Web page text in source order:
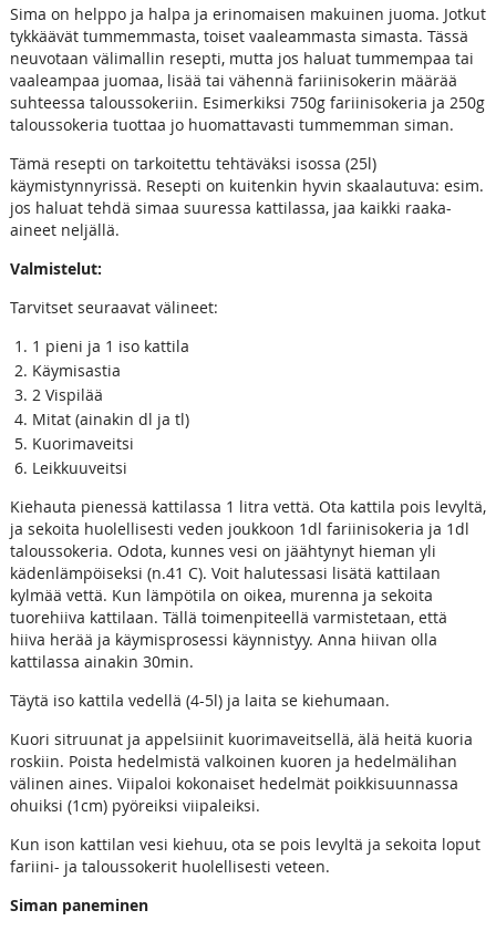
Sima on helppo ja halpa ja erinomaisen makuinen juoma. Jotkut
tykkäävät tummemmasta, toiset vaaleammasta simasta. Tässä
neuvotaan välimallin resepti, mutta jos haluat tummempaa tai
vaaleampaa juomaa, lisää tai vähennä fariinisokerin määrää
suhteessa taloussokeriin. Esimerkiksi 750g fariinisokeria ja 250g
taloussokeria tuottaa jo huomattavasti tummemman siman.
Tämä resepti on tarkoitettu tehtäväksi isossa (25l)
käymistynnyrissä. Resepti on kuitenkin hyvin skaalautuva: esim.
jos haluat tehdä simaa suuressa kattilassa, jaa kaikki raaka-
aineet neljällä.
Valmistelut:
Tarvitset seuraavat välineet:
1 pieni ja 1 iso kattila
Käymisastia
2 Vispilää
Mitat (ainakin dl ja tl)
Kuorimaveitsi
Leikkuuveitsi
Kiehauta pienessä kattilassa 1 litra vettä. Ota kattila pois levyltä,
ja sekoita huolellisesti veden joukkoon 1dl fariinisokeria ja 1dl
taloussokeria. Odota, kunnes vesi on jäähtynyt hieman yli
kädenlämpöiseksi (n.41 C). Voit halutessasi lisätä kattilaan
kylmää vettä. Kun lämpötila on oikea, murenna ja sekoita
tuorehiiva kattilaan. Tällä toimenpiteellä varmistetaan, että
hiiva herää ja käymisprosessi käynnistyy. Anna hiivan olla
kattilassa ainakin 30min.
Täytä iso kattila vedellä (4-5l) ja laita se kiehumaan.
Kuori sitruunat ja appelsiinit kuorimaveitsellä, älä heitä kuoria
roskiin. Poista hedelmistä valkoinen kuoren ja hedelmälihan
välinen aines. Viipaloi kokonaiset hedelmät poikkisuunnassa
ohuiksi (1cm) pyöreiksi viipaleiksi.
Kun ison kattilan vesi kiehuu, ota se pois levyltä ja sekoita loput
fariini- ja taloussokerit huolellisesti veteen.
Siman paneminen